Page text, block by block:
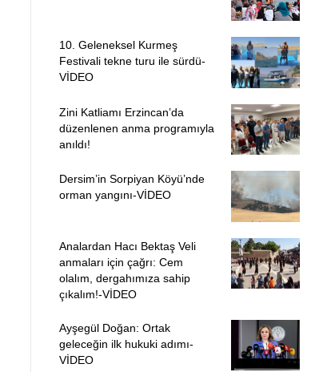
10. Geleneksel Kurmeş
Festivali tekne turu ile sürdü-
VİDEO
Zini Katliamı Erzincan’da
düzenlenen anma programıyla
anıldı!
Dersim’in Sorpiyan Köyü’nde
orman yangını-VİDEO
Analardan Hacı Bektaş Veli
anmaları için çağrı: Cem
olalım, dergahımıza sahip
çıkalım!-VİDEO
Ayşegül Doğan: Ortak
geleceğin ilk hukuki adımı-
VİDEO